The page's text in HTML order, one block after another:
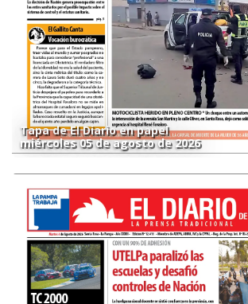
Tapa de El Diario en papel
miércoles 05 de agosto de 2026